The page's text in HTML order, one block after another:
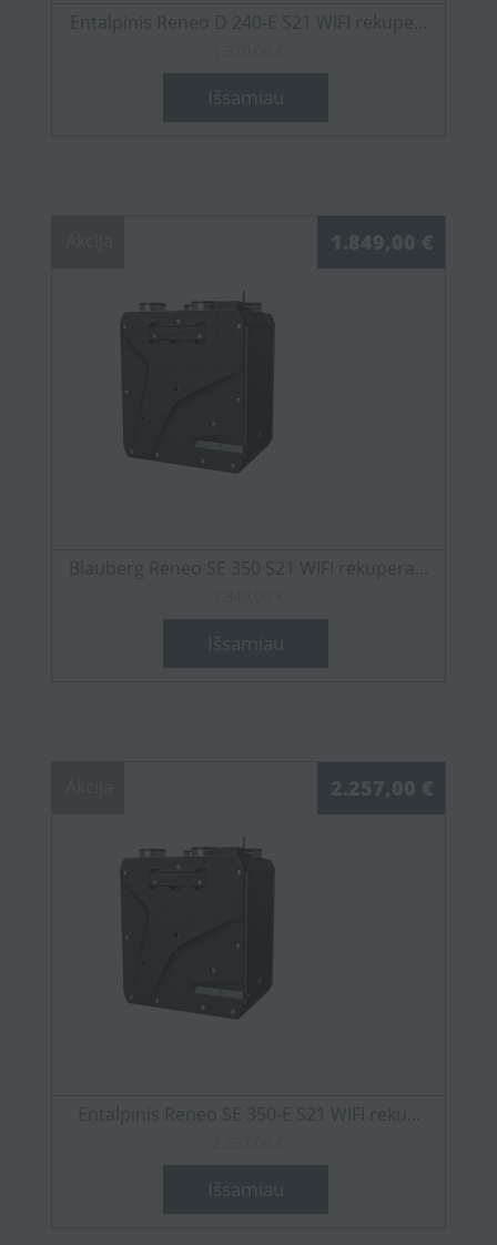
Entalpinis Reneo D 240-E S21 WIFI rekupe...
Išsamiau
1.849,00 €
Blauberg Reneo SE 350 S21 WIFI rekupera...
Išsamiau
2.257,00 €
Entalpinis Reneo SE 350-E S21 WIFI reku...
Išsamiau